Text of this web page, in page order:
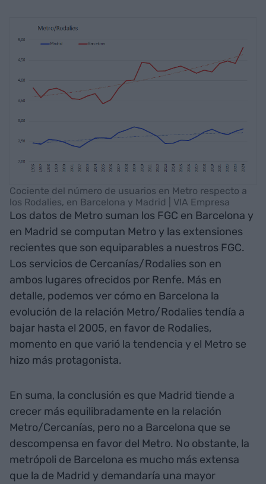
Cociente del número de usuarios en Metro respecto a
los Rodalies, en Barcelona y Madrid | VIA Empresa
Los datos de Metro suman los FGC en Barcelona y
en Madrid se computan Metro y las extensiones
recientes que son equiparables a nuestros FGC.
Los servicios de Cercanías/Rodalies son en
ambos lugares ofrecidos por Renfe. Más en
detalle, podemos ver cómo en Barcelona la
evolución de la relación Metro/Rodalies tendía a
bajar hasta el 2005, en favor de Rodalies,
momento en que varió la tendencia y el Metro se
hizo más protagonista.
En suma, la conclusión es que Madrid tiende a
crecer más equilibradamente en la relación
Metro/Cercanías, pero no a Barcelona que se
descompensa en favor del Metro. No obstante, la
metrópoli de Barcelona es mucho más extensa
que la de Madrid y demandaría una mayor